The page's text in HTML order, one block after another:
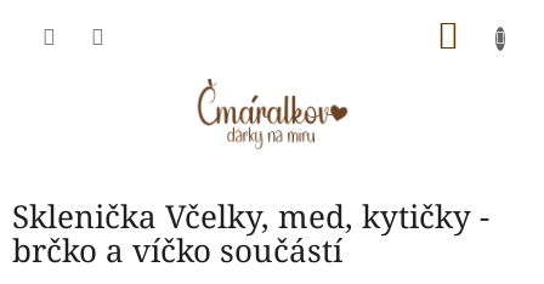
Sklenička Včelky, med, kytičky -
brčko a víčko součástí